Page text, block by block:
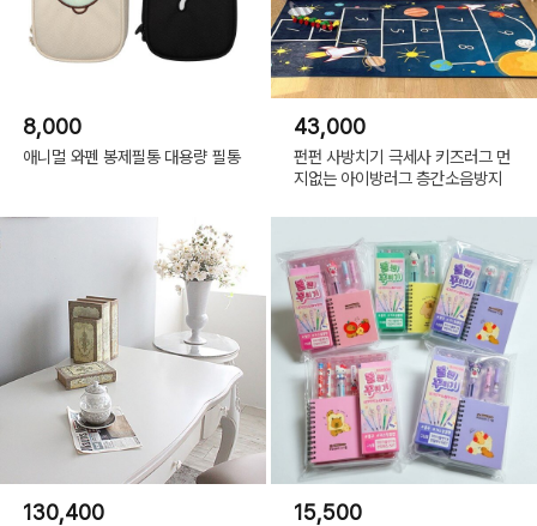
8,000
애니멀 와펜 봉제필통 대용량 필통
43,000
펀펀 사방치기 극세사 키즈러그 먼
지없는 아이방러그 층간소음방지
130,400 15,500